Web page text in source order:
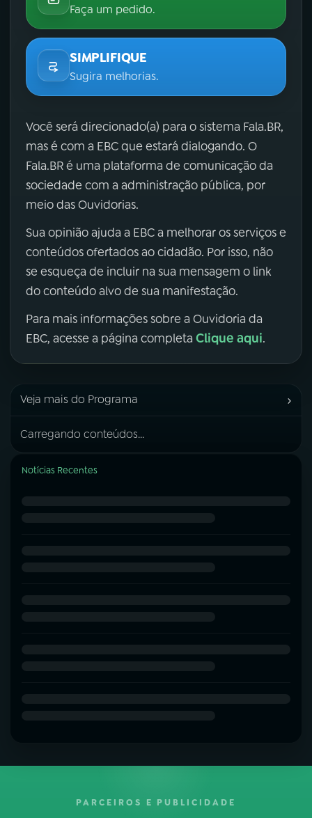
Faça um pedido.
SIMPLIFIQUE
Sugira melhorias.
Você será direcionado(a) para o sistema Fala.BR,
mas é com a EBC que estará dialogando. O
Fala.BR é uma plataforma de comunicação da
sociedade com a administração pública, por
meio das Ouvidorias.
Sua opinião ajuda a EBC a melhorar os serviços e
conteúdos ofertados ao cidadão. Por isso, não
se esqueça de incluir na sua mensagem o link
do conteúdo alvo de sua manifestação.
Para mais informações sobre a Ouvidoria da
EBC, acesse a página completa Clique aqui.
Veja mais do Programa ›
Carregando conteúdos...
Notícias Recentes
PARCEIROS E PUBLICIDADE